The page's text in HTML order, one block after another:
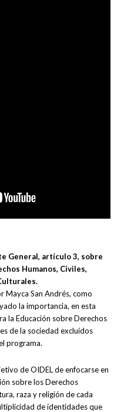
General, artículo 3, sobre
Humanos, Civiles,
Mayca San Andrés, como
la importancia, en esta
la Educación sobre Derechos
de la sociedad excluidos
programa.
de OIDEL de enfocarse en
sobre los Derechos
raza y religión de cada
de identidades que